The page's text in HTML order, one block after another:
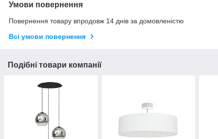
Умови повернення
Повернення товару впродовж 14 днів за домовленістю
Всі умови повернення
Подібні товари компанії